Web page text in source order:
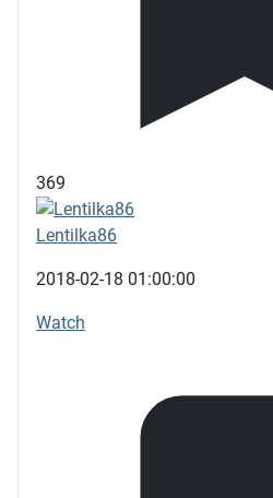
369
Lentilka86
2018-02-18 01:00:00
Watch